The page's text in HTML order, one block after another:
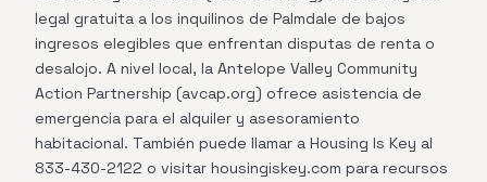
legal gratuita a los inquilinos de Palmdale de bajos
ingresos elegibles que enfrentan disputas de renta o
desalojo. A nivel local, la Antelope Valley Community
Action Partnership (avcap.org) ofrece asistencia de
emergencia para el alquiler y asesoramiento
habitacional. También puede llamar a Housing Is Key al
833-430-2122 o visitar housingiskey.com para recursos